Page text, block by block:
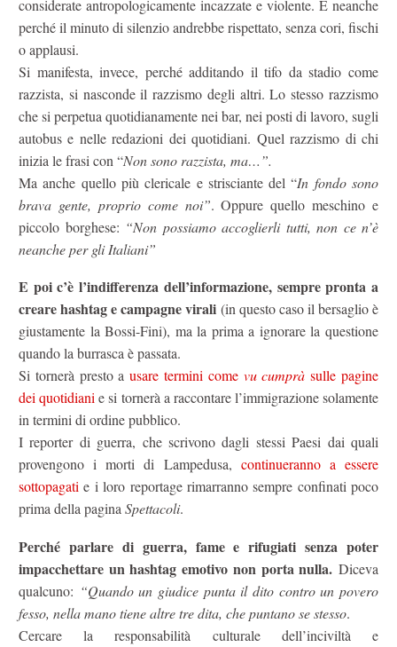
considerate antropologicamente incazzate e violente. E neanche
perché il minuto di silenzio andrebbe rispettato, senza cori, fischi
o applausi.
Si manifesta, invece, perché additando il tifo da stadio come
razzista, si nasconde il razzismo degli altri. Lo stesso razzismo
che si perpetua quotidianamente nei bar, nei posti di lavoro, sugli
autobus e nelle redazioni dei quotidiani. Quel razzismo di chi
inizia le frasi con “Non sono razzista, ma…”.
Ma anche quello più clericale e strisciante del “In fondo sono
brava gente, proprio come noi”. Oppure quello meschino e
piccolo borghese: “Non possiamo accoglierli tutti, non ce n’è
neanche per gli Italiani”
E poi c’è l’indifferenza dell’informazione, sempre pronta a
creare hashtag e campagne virali (in questo caso il bersaglio è
giustamente la Bossi-Fini), ma la prima a ignorare la questione
quando la burrasca è passata.
Si tornerà presto ausare termini come vu cumprà sulle pagine
dei quotidianie si tornerà a raccontare l’immigrazione solamente
in termini di ordine pubblico.
I reporter di guerra, che scrivono dagli stessi Paesi dai quali
provengono i morti di Lampedusa, continueranno a essere
sottopagati e i loro reportage rimarranno sempre confinati poco
prima della paginaSpettacoli.
Perché parlare di guerra, fame e rifugiati senza poter
impacchettare un hashtag emotivo non porta nulla. Diceva
qualcuno: “Quando un giudice punta il dito contro un povero
fesso, nella mano tiene altre tre dita, che puntano se stesso.
Cercare la responsabilità culturale dell’inciviltà e